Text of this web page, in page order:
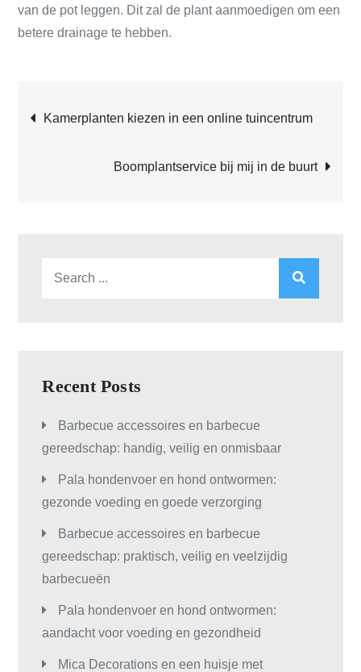
van de pot leggen. Dit zal de plant aanmoedigen om een
​​betere drainage te hebben.
Post
navigation
Kamerplanten kiezen in een online tuincentrum
Boomplantservice bij mij in de buurt
Recent Posts
Barbecue accessoires en barbecue
gereedschap: handig, veilig en onmisbaar
Pala hondenvoer en hond ontwormen:
gezonde voeding en goede verzorging
Barbecue accessoires en barbecue
gereedschap: praktisch, veilig en veelzijdig
barbecueën
Pala hondenvoer en hond ontwormen:
aandacht voor voeding en gezondheid
Mica Decorations en een huisje met